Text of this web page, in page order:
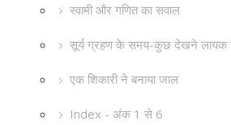
स्वामी और गणित का सवाल
सूर्य ग्रहण के समय-कुछ देखने लायक
एक शिकारी ने बनाया जाल
Index - अंक 1 से 6